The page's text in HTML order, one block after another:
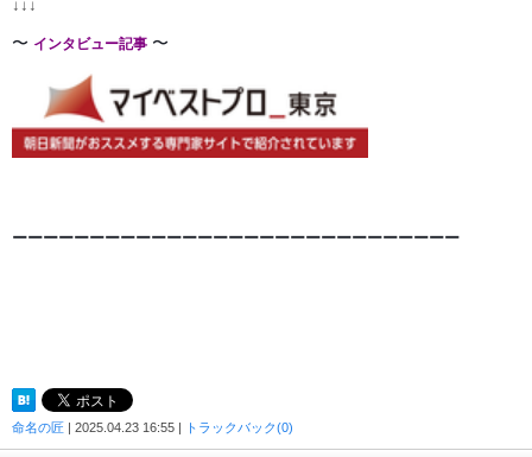
↓↓↓
〜 インタビュー記事 〜
ーーーーーーーーーーーーーーーーーーーーーーーーーーーーー
命名の匠 | 2025.04.23 16:55 | トラックバック(0)